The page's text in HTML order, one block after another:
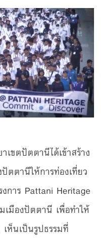
ขตปัตตานีได้เข้าสร้าง
ตตานีให้การท่องเที่ยว
การ Pattani Heritage
มืองปัตตานี เพื่อทำให้
ห็นเป็นรูปธรรมที่